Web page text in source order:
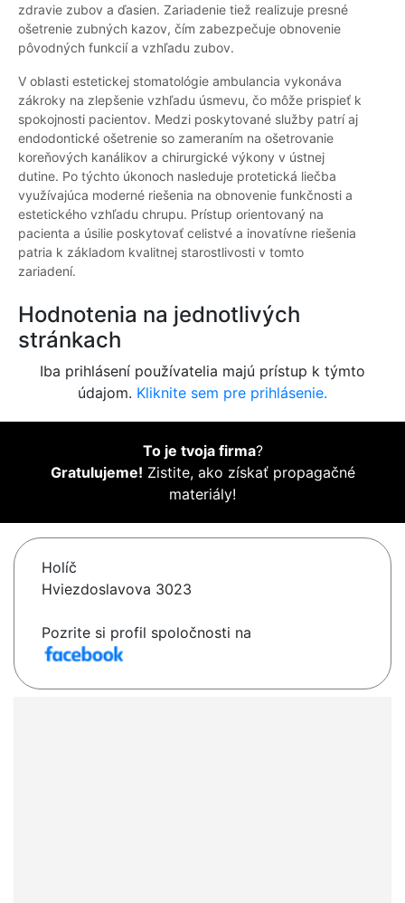
zdravie zubov a ďasien. Zariadenie tiež realizuje presné
ošetrenie zubných kazov, čím zabezpečuje obnovenie
pôvodných funkcií a vzhľadu zubov.
V oblasti estetickej stomatológie ambulancia vykonáva
zákroky na zlepšenie vzhľadu úsmevu, čo môže prispieť k
spokojnosti pacientov. Medzi poskytované služby patrí aj
endodontické ošetrenie so zameraním na ošetrovanie
koreňových kanálikov a chirurgické výkony v ústnej
dutine. Po týchto úkonoch nasleduje protetická liečba
využívajúca moderné riešenia na obnovenie funkčnosti a
estetického vzhľadu chrupu. Prístup orientovaný na
pacienta a úsilie poskytovať celistvé a inovatívne riešenia
patria k základom kvalitnej starostlivosti v tomto
zariadení.
Hodnotenia na jednotlivých
stránkach
Iba prihlásení používatelia majú prístup k týmto
údajom. Kliknite sem pre prihlásenie.
To je tvoja firma?
Gratulujeme! Zistite, ako získať propagačné
materiály!
Holíč
Hviezdoslavova 3023
Pozrite si profil spoločnosti na